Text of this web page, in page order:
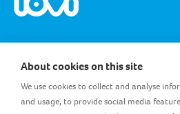
About cookies on this site
We use cookies to collect and analyse
and usage, to provide social media